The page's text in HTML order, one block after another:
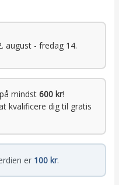
august - fredag 14.
mindst 600 kr!
kvalificere dig til gratis
er 100 kr.